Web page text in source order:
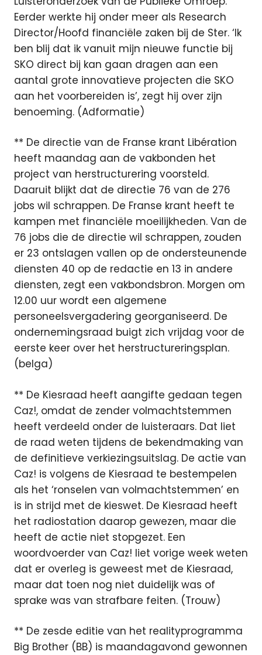
Eerder werkte hij onder meer als Research
Director/Hoofd financiële zaken bij de Ster. ‘Ik
ben blij dat ik vanuit mijn nieuwe functie bij
SKO direct bij kan gaan dragen aan een
aantal grote innovatieve projecten die SKO
aan het voorbereiden is’, zegt hij over zijn
benoeming. (Adformatie)
** De directie van de Franse krant Libération
heeft maandag aan de vakbonden het
project van herstructurering voorsteld.
Daaruit blijkt dat de directie 76 van de 276
jobs wil schrappen. De Franse krant heeft te
kampen met financiële moeilijkheden. Van de
76 jobs die de directie wil schrappen, zouden
er 23 ontslagen vallen op de ondersteunende
diensten 40 op de redactie en 13 in andere
diensten, zegt een vakbondsbron. Morgen om
12.00 uur wordt een algemene
personeelsvergadering georganiseerd. De
ondernemingsraad buigt zich vrijdag voor de
eerste keer over het herstructureringsplan.
(belga)
** De Kiesraad heeft aangifte gedaan tegen
Caz!, omdat de zender volmachtstemmen
heeft verdeeld onder de luisteraars. Dat liet
de raad weten tijdens de bekendmaking van
de definitieve verkiezingsuitslag. De actie van
Caz! is volgens de Kiesraad te bestempelen
als het ‘ronselen van volmachtstemmen’ en
is in strijd met de kieswet. De Kiesraad heeft
het radiostation daarop gewezen, maar die
heeft de actie niet stopgezet. Een
woordvoerder van Caz! liet vorige week weten
dat er overleg is geweest met de Kiesraad,
maar dat toen nog niet duidelijk was of
sprake was van strafbare feiten. (Trouw)
** De zesde editie van het realityprogramma
Big Brother (BB) is maandagavond gewonnen